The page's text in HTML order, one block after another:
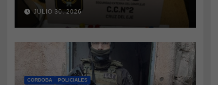
intentaba ingresar
marihuana a la cárcel
JULIO 30, 2026
CORDOBA POLICIALES